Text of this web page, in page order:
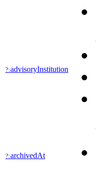
?:advisoryInstitution
?:archivedAt